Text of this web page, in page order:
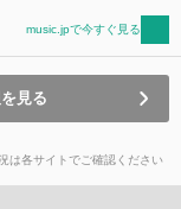
music.jpで今すぐ見る
見る
は各サイトでご確認ください